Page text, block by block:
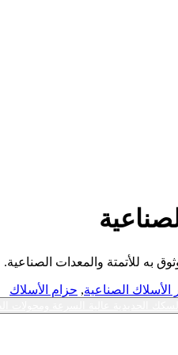
به للأتمتة والمعدات الصناعية.
الأسلاك الصناعية, حزام الأسلاك